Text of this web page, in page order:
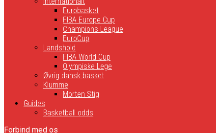
Eurobasket
FIBA Europe Cup
Champions League
EuroCup
Landshold
FIBA World Cup
Olympiske Lege
Øvrig dansk basket
Klumme
Morten Stig
Guides
Basketball odds
Forbind med os